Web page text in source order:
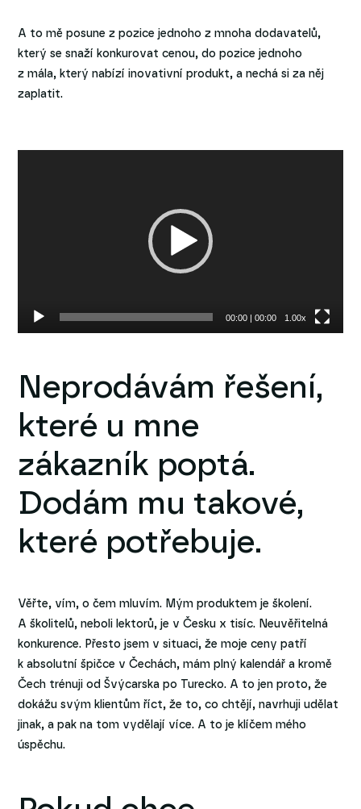
A to mě posune z pozice jednoho z mnoha dodavatelů,
který se snaží konkurovat cenou, do pozice jednoho
z mála, který nabízí inovativní produkt, a nechá si za něj
zaplatit.
00:00| 00:00 1.00x
Neprodávám řešení,
které u mne
zákazník poptá.
Dodám mu takové,
které potřebuje.
Věřte, vím, o čem mluvím. Mým produktem je školení.
A školitelů, neboli lektorů, je v Česku x tisíc. Neuvěřitelná
konkurence. Přesto jsem v situaci, že moje ceny patří
k absolutní špičce v Čechách, mám plný kalendář a kromě
Čech trénuji od Švýcarska po Turecko. A to jen proto, že
dokážu svým klientům říct, že to, co chtějí, navrhuji udělat
jinak, a pak na tom vydělají více. A to je klíčem mého
úspěchu.